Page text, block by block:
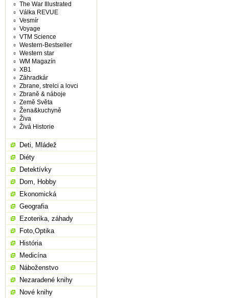
The War Illustrated
Válka REVUE
Vesmír
Voyage
VTM Science
Western-Bestseller
Western star
WM Magazín
XB1
Záhradkár
Zbrane, strelci a lovci
Zbraně & náboje
Země Světa
Žena&kuchyně
Živa
Živá Historie
Deti, Mládež
Diéty
Detektívky
Dom, Hobby
Ekonomická
Geografia
Ezoterika, záhady
Foto,Optika
História
Medicína
Náboženstvo
Nezaradené knihy
Nové knihy